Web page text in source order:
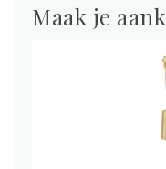
Maak je